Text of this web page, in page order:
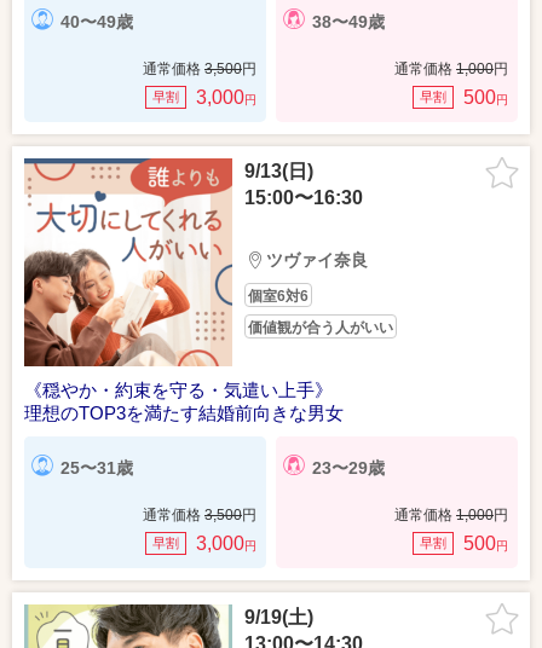
40〜49歳
通常価格 3,500円
早割 3,000円
38〜49歳
通常価格 1,000円
早割 500円
9/13(日)
15:00〜16:30
ツヴァイ奈良
個室6対6
価値観が合う人がいい
《穏やか・約束を守る・気遣い上手》
理想のTOP3を満たす結婚前向きな男女
25〜31歳
通常価格 3,500円
早割 3,000円
23〜29歳
通常価格 1,000円
早割 500円
9/19(土)
13:00〜14:30